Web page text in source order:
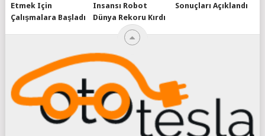
Etmek Için
Çalışmalara Başladı
Insansı Robot
Dünya Rekoru Kırdı
Sonuçları Açıklandı